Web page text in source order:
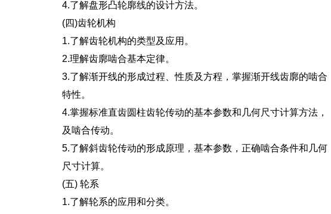
4.了解盘形凸轮廓线的设计方法。
(四)齿轮机构
1.了解齿轮机构的类型及应用。
2.理解齿廓啮合基本定律。
3.了解渐开线的形成过程、性质及方程，掌握渐开线齿廓的啮合
特性。
4.掌握标准直齿圆柱齿轮传动的基本参数和几何尺寸计算方法，
及啮合传动。
5.了解斜齿轮传动的形成原理，基本参数，正确啮合条件和几何
尺寸计算。
(五) 轮系
1.了解轮系的应用和分类。